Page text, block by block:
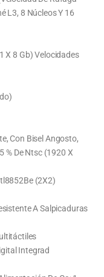
L3, 8 Núcleos Y 16
X 8 Gb) Velocidades
Con Bisel Angosto,
% De Ntsc (1920 X
(2X2)
A Salpicaduras
Integrad